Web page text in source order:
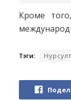
Кроме
Тэги: